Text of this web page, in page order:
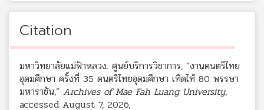
Citation
มหาวิทยาลัยแม่ฟ้าหลวง. ศูนย์บริการวิชาการ, “งานดนตรีไทย
อุดมศึกษา ครั้งที่ 35 ดนตรีไทยอุดมศึกษา เทิดไท้ 80 พรรษา
มหาราชัน,” Archives of Mae Fah Luang University,
accessed August 7, 2026,